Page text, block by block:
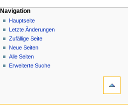
Navigation
Hauptseite
Letzte Änderungen
Zufällige Seite
Neue Seiten
Alle Seiten
Erweiterte Suche